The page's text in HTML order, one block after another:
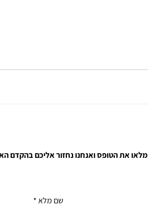
מלאו את הטופס ואנחנו נחזור אליכם בהקדם
שם מלא